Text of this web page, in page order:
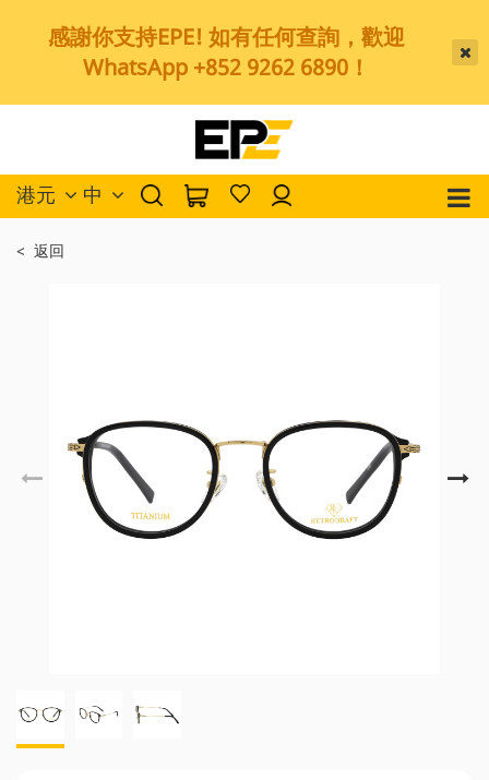
感謝你支持EPE! 如有任何查詢，歡迎
WhatsApp +852 9262 6890！
港元 中
< 返回